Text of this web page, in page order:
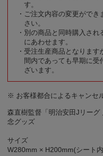
す。
ご注文内容の変更がで
さい。
別の商品と同時購入され
にあわせます。
受注生産商品となります
間内であっても早期に
ざいます。
※ お客様都合によるキャンセ
森直樹監督「明治安田Jリー
念グッズ
サイズ
W280mm × H200mm(シート